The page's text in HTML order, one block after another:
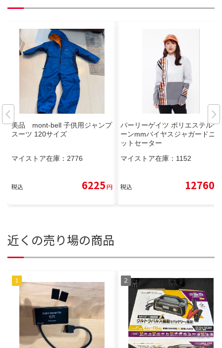
美品 mont-bell 子供用ジャンプ
スーツ 120サイズ
マイストア在庫： 2776
税込 6225円
パーリーゲイツ ポリエステルヤ
ーンmmバイヤスジャガードニ
ットセーター
マイストア在庫： 1152
税込 12760
近くの売り場の商品